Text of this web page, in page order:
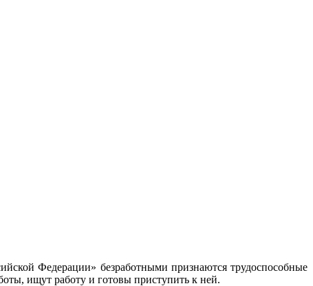
Федерации» безработными признаются трудоспособные
ищут работу и готовы приступить к ней.